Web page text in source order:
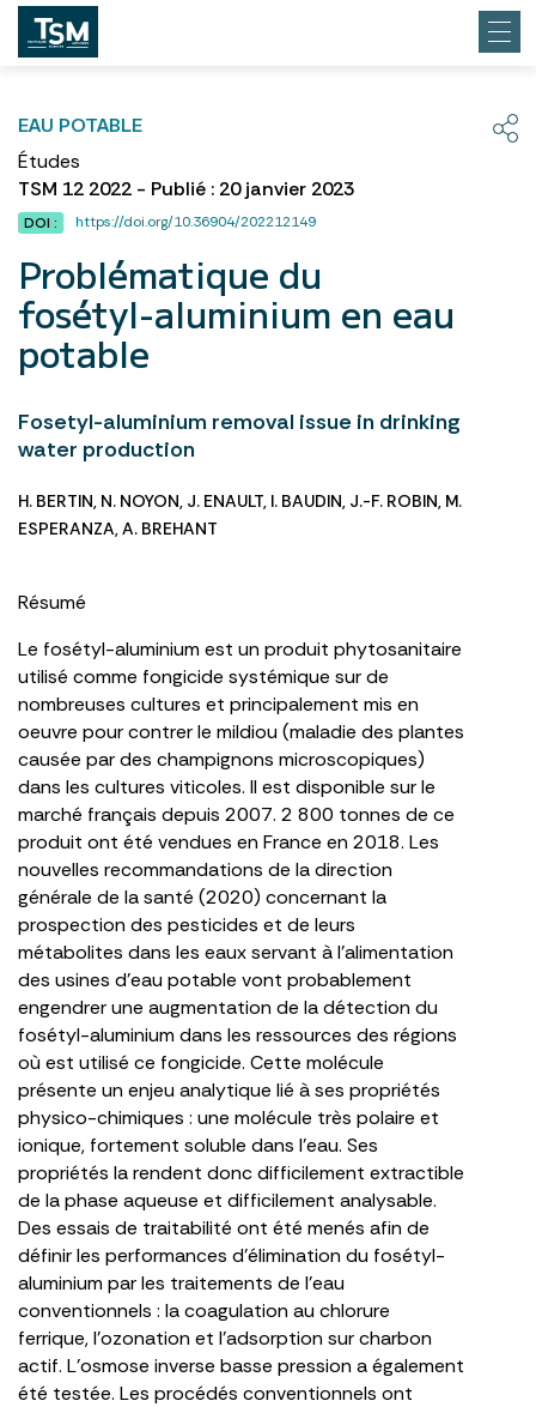
EAU POTABLE
Études
TSM 12 2022 - Publié : 20 janvier 2023
DOI : https://doi.org/10.36904/202212149
Problématique du
fosétyl-aluminium en eau
potable
Fosetyl-aluminium removal issue in drinking
water production
H. BERTIN, N. NOYON, J. ENAULT, I. BAUDIN, J.-F. ROBIN, M.
ESPERANZA,A. BREHANT
Résumé
Le fosétyl-aluminium est un produit phytosanitaire
utilisé comme fongicide systémique sur de
nombreuses cultures et principalement mis en
oeuvre pour contrer le mildiou (maladie des plantes
causée par des champignons microscopiques)
dans les cultures viticoles. Il est disponible sur le
marché français depuis 2007. 2 800 tonnes de ce
produit ont été vendues en France en 2018. Les
nouvelles recommandations de la direction
générale de la santé (2020) concernant la
prospection des pesticides et de leurs
métabolites dans les eaux servant à l’alimentation
des usines d’eau potable vont probablement
engendrer une augmentation de la détection du
fosétyl-aluminium dans les ressources des régions
où est utilisé ce fongicide. Cette molécule
présente un enjeu analytique lié à ses propriétés
physico-chimiques : une molécule très polaire et
ionique, fortement soluble dans l’eau. Ses
propriétés la rendent donc difficilement extractible
de la phase aqueuse et difficilement analysable.
Des essais de traitabilité ont été menés afin de
définir les performances d’élimination du fosétyl-
aluminium par les traitements de l’eau
conventionnels : la coagulation au chlorure
ferrique, l’ozonation et l’adsorption sur charbon
actif. L’osmose inverse basse pression a également
été testée. Les procédés conventionnels ont